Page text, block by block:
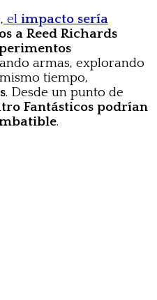
el impacto sería
a Reed Richards
armas, explorando
tiempo,
. Desde un punto de
Fantásticos podrían
.